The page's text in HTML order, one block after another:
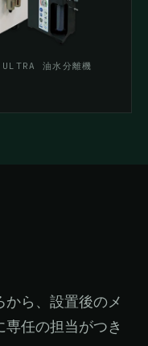
油水分離機
ら、設置後のメ
任の担当がつき